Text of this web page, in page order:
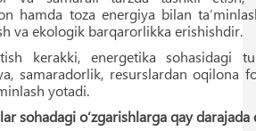
hamda toza energiya bilan
va ekologik barqarorlikka erishishdir.
kerakki, energetika sohasidagi
samaradorlik, resurslardan oqilona
yotadi.
sohadagi o‘zgarishlarga qay